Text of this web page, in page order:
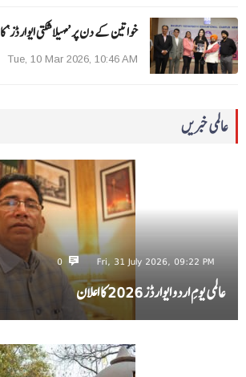
خواتین کے دن پر ’مہیلا شکتی
Tue, 10 Mar 2026, 10:46 AM
عالمی خبریں
Fri, 31 July 2026, 09:22 PM
0
عالمی یومِ اردو ایوارڈز 2026 کا اعلان